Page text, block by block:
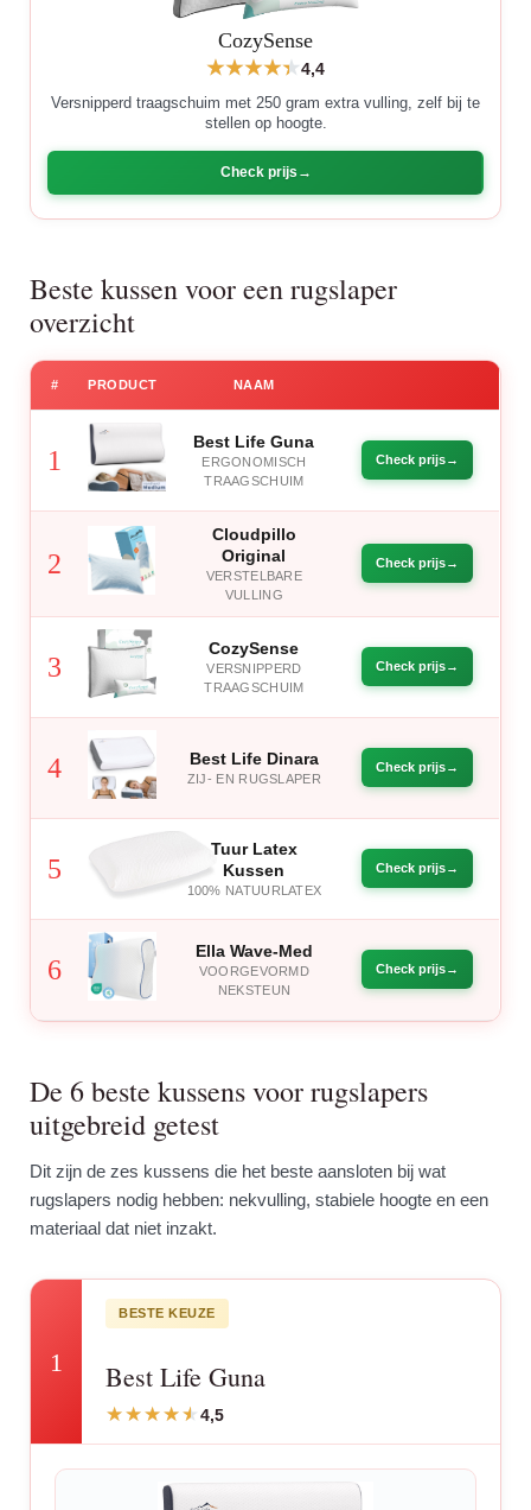
CozySense
4,4
Versnipperd traagschuim met 250 gram extra vulling, zelf bij te
stellen op hoogte.
Check prijs
Beste kussen voor een rugslaper
overzicht
# PRODUCT NAAM
1
Best Life Guna
ERGONOMISCH
TRAAGSCHUIM
Check prijs
2
Cloudpillo
Original
VERSTELBARE
VULLING
Check prijs
3
CozySense
VERSNIPPERD
TRAAGSCHUIM
Check prijs
4 Best Life Dinara
ZIJ- EN RUGSLAPER
Check prijs
5
Tuur Latex
Kussen
100% NATUURLATEX
Check prijs
6
Ella Wave-Med
VOORGEVORMD
NEKSTEUN
Check prijs
De 6 beste kussens voor rugslapers
uitgebreid getest
Dit zijn de zes kussens die het beste aansloten bij wat
rugslapers nodig hebben: nekvulling, stabiele hoogte en een
materiaal dat niet inzakt.
1
BESTE KEUZE
Best Life Guna
4,5